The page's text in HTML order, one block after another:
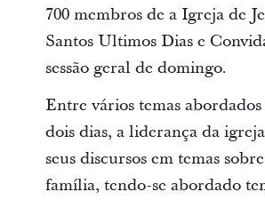
700 membros de a Igreja de
Santos Ultimos Dias e
sessão geral de domingo.
Entre vários temas
dois dias, a liderança da
seus discursos em temas
família, tendo-se abordado